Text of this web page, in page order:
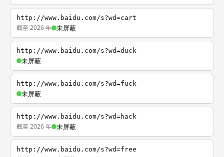
http://www.baidu.com/s?wd=cart
截至 2026 年 未屏蔽
http://www.baidu.com/s?wd=duck
未屏蔽
http://www.baidu.com/s?wd=fuck
未屏蔽
http://www.baidu.com/s?wd=hack
截至 2026 年 未屏蔽
http://www.baidu.com/s?wd=free